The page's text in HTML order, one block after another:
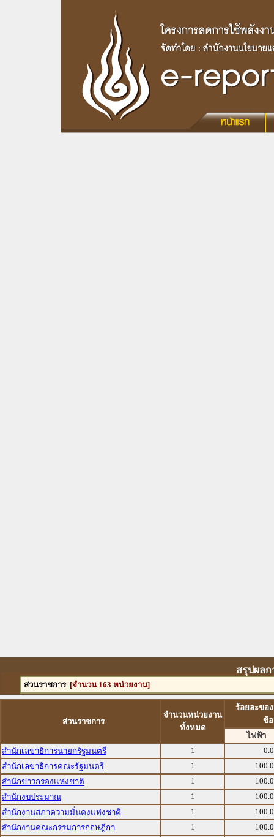
สรุปผลก
ส่วนราชการ [จำนวน 163 หน่วยงาน]
ส่วนราชการ
จำนวนหน่วยงาน
ทั้งหมด
ร้อยละขอ
ข้
ไฟฟ้า
สำนักเลขาธิการนายกรัฐมนตรี
1
สำนักเลขาธิการคณะรัฐมนตรี
1
สำนักข่าวกรองแห่งชาติ
1
สำนักงบประมาณ
1
สำนักงานสภาความมั่นคงแห่งชาติ
1
สำนักงานคณะกรรมการกฤษฎีกา
1